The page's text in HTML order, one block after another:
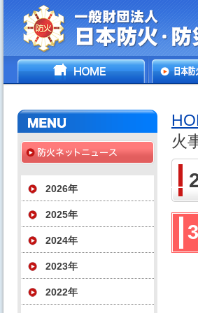
一般財団法人日
HOME
2026年
2025年
2024年
2023年
2022年
火